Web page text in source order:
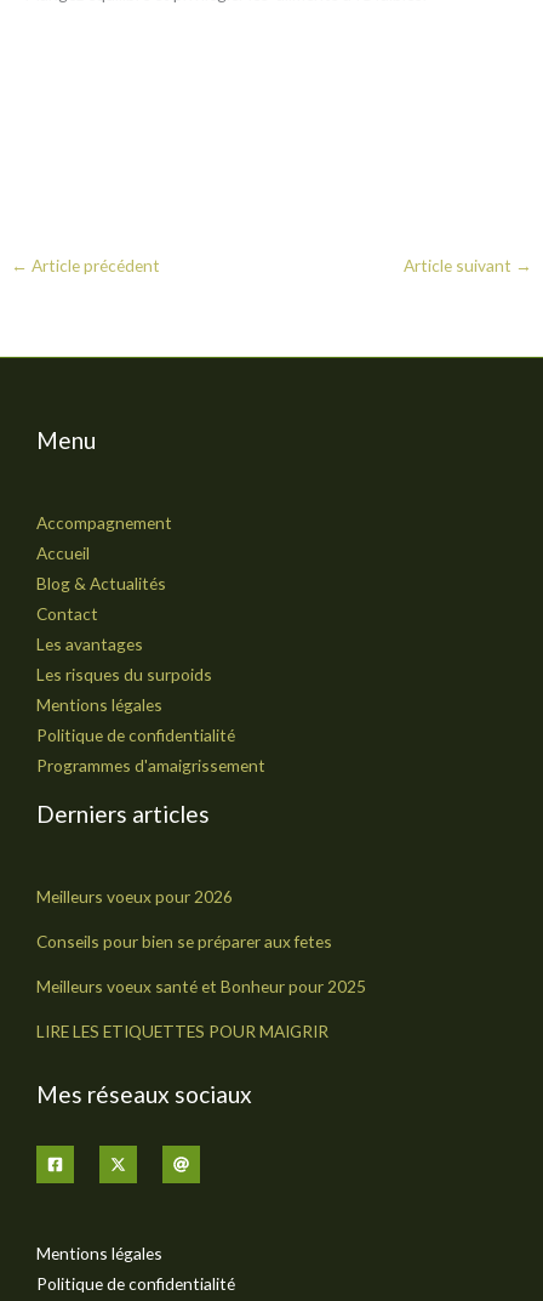
← Article précédent Article suivant →
Menu
Accompagnement
Accueil
Blog & Actualités
Contact
Les avantages
Les risques du surpoids
Mentions légales
Politique de confidentialité
Programmes d'amaigrissement
Derniers articles
Meilleurs voeux pour 2026
Conseils pour bien se préparer aux fetes
Meilleurs voeux santé et Bonheur pour 2025
LIRE LES ETIQUETTES POUR MAIGRIR
Mes réseaux sociaux
Mentions légales
Politique de confidentialité